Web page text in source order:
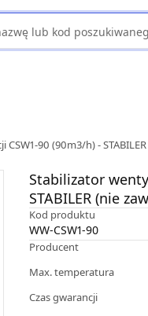
90 (90m3/h) -
Stabilizator
STABILER (nie
Kod produktu
WW-CSW1-90
Producent
Max. temperatura
Czas gwarancji